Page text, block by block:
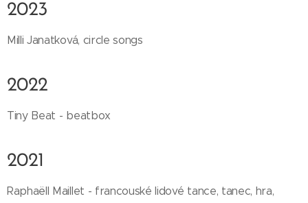
2023
Milli Janatková, circle songs
2022
Tiny Beat - beatbox
2021
Raphaëll Maillet - francouské lidové tance, tanec, hra,